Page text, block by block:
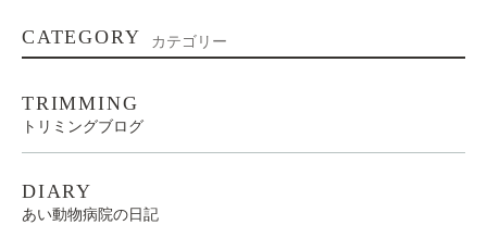
CATEGORY カテゴリー
TRIMMING
トリミングブログ
DIARY
あい動物病院の日記